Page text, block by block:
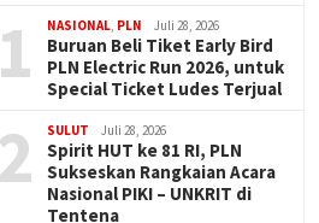
NASIONAL PLN Juli 28, 2026
Buruan Beli Tiket Early Bird
PLN Electric Run 2026, untuk
Special Ticket Ludes Terjual
SULUT Juli 28, 2026
Spirit HUT ke 81 RI, PLN
Sukseskan Rangkaian Acara
Nasional PIKI – UNKRIT di
Tentena